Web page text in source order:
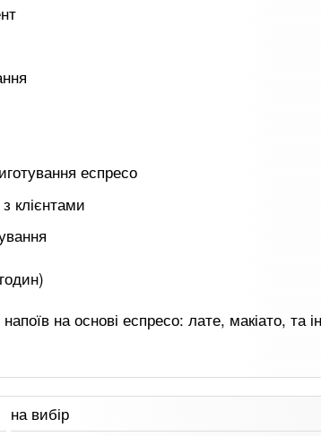
еспресо
клієнтами
на основі еспресо: лате, макіато, та
на вибір